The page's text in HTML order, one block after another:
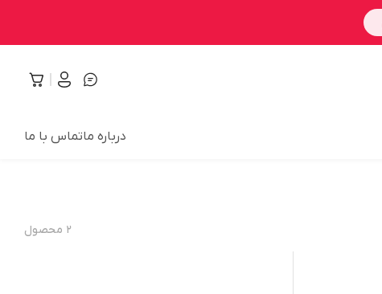
درباره ماتماس با ما
۲ محصول